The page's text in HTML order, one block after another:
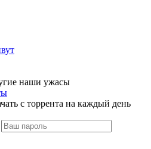
наши ужасы
с торрента на каждый день